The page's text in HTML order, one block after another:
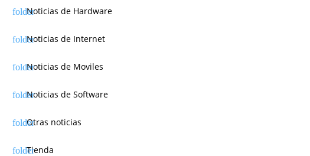
Noticias de Hardware
Noticias de Internet
Noticias de Moviles
Noticias de Software
Otras noticias
Tienda